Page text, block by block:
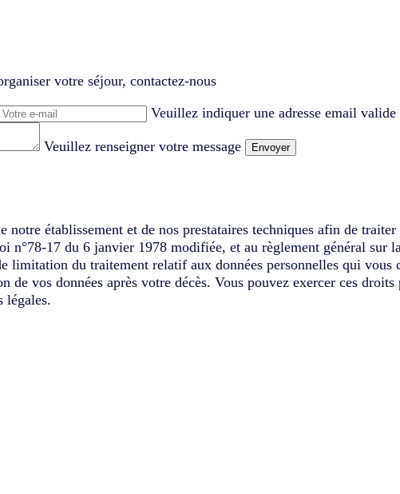
votre séjour, contactez-nous
Veuillez indiquer une adresse email valide
Veuillez renseigner votre message Envoyer
établissement et de nos prestataires techniques afin de
17 du 6 janvier 1978 modifiée, et au règlement général sur
limitation du traitement relatif aux données personnelles qui
vos données après votre décès. Vous pouvez exercer ces droits
légales.